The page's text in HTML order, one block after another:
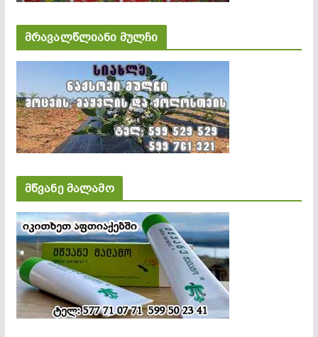
მრავალწლიანი მულჩი
მწვანე მალამო